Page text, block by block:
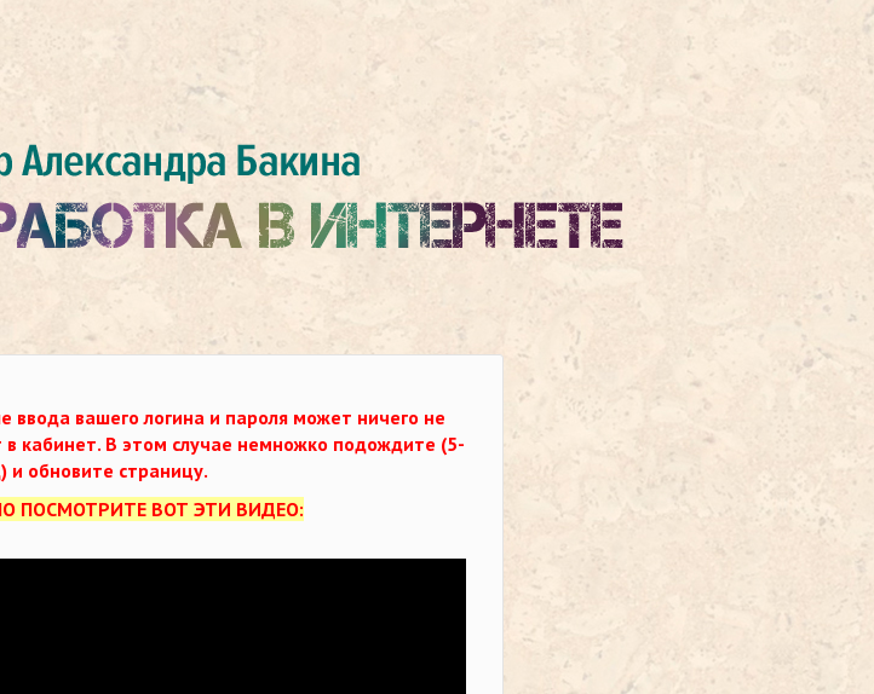
ввода вашего логина и пароля может ничего не
в кабинет. В этом случае немножко подождите (5-
и обновите страницу.
ПОСМОТРИТЕ ВОТ ЭТИ ВИДЕО: